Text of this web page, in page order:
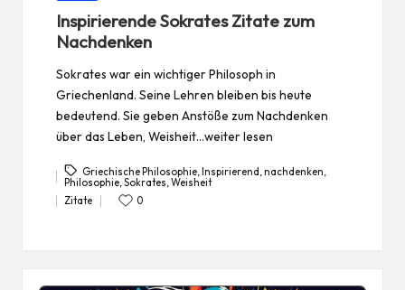
Inspirierende Sokrates Zitate zum
Nachdenken
Sokrates war ein wichtiger Philosoph in
Griechenland. Seine Lehren bleiben bis heute
bedeutend. Sie geben Anstöße zum Nachdenken
über das Leben, Weisheit…weiter lesen
Tags:
Griechische Philosophie ,Inspirierend ,nachdenken
Philosophie,Sokrates,Weisheit
Posted
Zitate 0